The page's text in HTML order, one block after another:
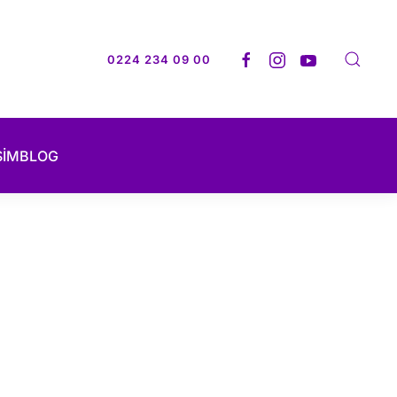
0224 234 09 00
BLOG